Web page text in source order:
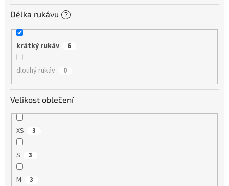
Délka rukávu ?
krátký rukáv 6
dlouhý rukáv 0
Velikost oblečení
XS 3
S 3
M 3